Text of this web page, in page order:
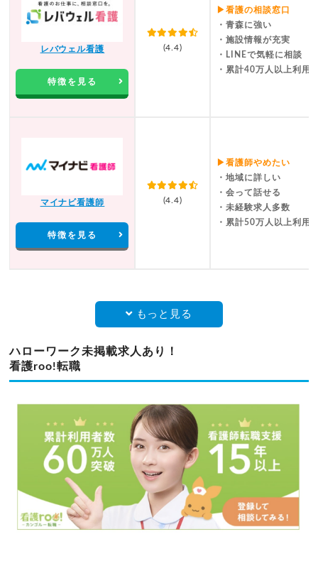
レバウェル看護
特徴を見る
(4.4)
▶看護の相談窓口
・青森に強い
・施設情報が充実
・LINEで気軽に相談
・累計40万人以上利用
マイナビ看護師
特徴を見る
(4.4)
▶看護師やめたい
・地域に詳しい
・会って話せる
・未経験求人多数
・累計50万人以上利用
もっと見る
ハローワーク未掲載求人あり！
看護roo!転職